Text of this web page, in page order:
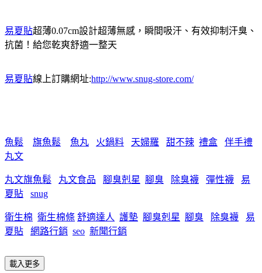
易夏貼超薄0.07cm設計超薄無感，瞬間吸汗、有效抑制汗臭、
抗菌！給您乾爽舒適一整天
易夏貼線上訂購網址:http://www.snug-store.com/
魚鬆 旗魚鬆 魚丸 火鍋料 天婦羅 甜不辣 禮盒
伴手禮
丸文
丸文旗魚鬆 丸文食品 腳臭剋星 腳臭 除臭襪 彈性襪
易
夏貼
snug
衛生棉 衛生棉條 舒適達人 護墊 腳臭剋星 腳臭 除臭襪
易
夏貼
網路行銷 seo 新聞行銷
載入更多